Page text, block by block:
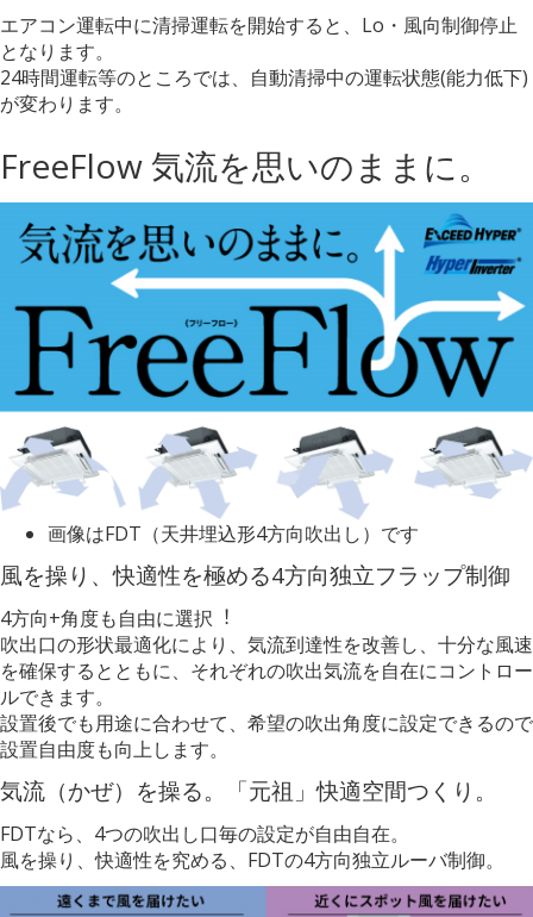
エアコン運転中に清掃運転を開始すると、Lo・風向制御停止
となります。
24時間運転等のところでは、自動清掃中の運転状態(能⼒低下)
が変わります。
FreeFlow 気流を思いのままに。
画像はFDT（天井埋込形4方向吹出し）です
風を操り、快適性を極める4方向独立フラップ制御
4方向+⾓度も自由に選択︕
吹出口の形状最適化により、気流到達性を改善し、⼗分な風速
を確保するとともに、それぞれの吹出気流を自在にコントロー
ルできます。
設置後でも用途に合わせて、希望の吹出⾓度に設定できるので
設置自由度も向上します。
気流（かぜ）を操る。「元祖」快適空間つくり。
FDTなら、4つの吹出し口毎の設定が自由自在。
風を操り、快適性を究める、FDTの4方向独⽴ルーバ制御。